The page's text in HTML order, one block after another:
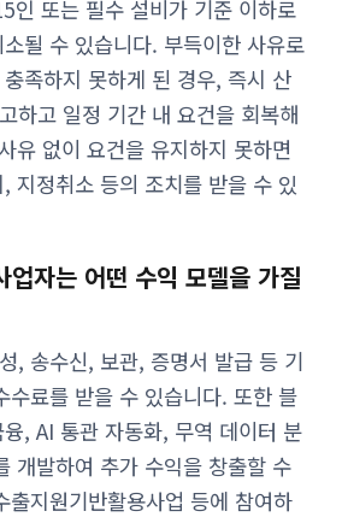
인 또는 필수 설비가 기준 이하로
될 수 있습니다. 부득이한 사유로
족하지 못하게 된 경우, 즉시 산
하고 일정 기간 내 요건을 회복해
유 없이 요건을 유지하지 못하면
지정취소 등의 조치를 받을 수 있
업자는 어떤 수익 모델을 가질
, 송수신, 보관, 증명서 발급 등 기
수료를 받을 수 있습니다. 또한 블
, AI 통관 자동화, 무역 데이터 분
개발하여 추가 수익을 창출할 수
출지원기반활용사업 등에 참여하